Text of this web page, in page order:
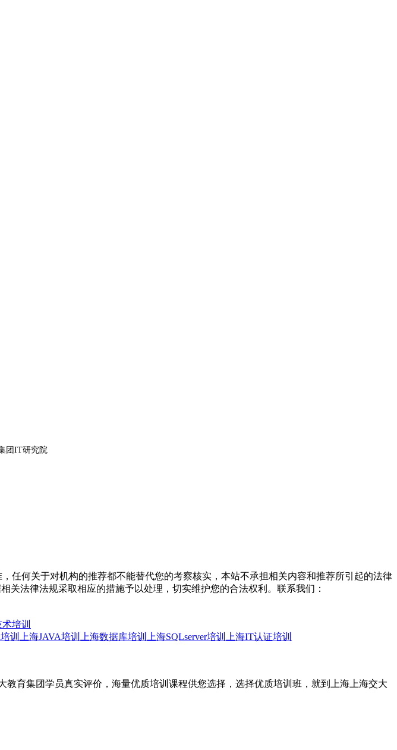
团IT研究院
任何关于对机构的推荐都不能替代您的考察核实，本站不承担相关内容和推荐所引起的法律
法律法规采取相应的措施予以处理，切实维护您的合法权利。联系我们：
培训
训 上海JAVA培训 上海数据库培训 上海SQLserver培训
上海IT认证培训
育集团学员真实评价，海量优质培训课程供您选择，选择优质培训班，就到上海上海交大